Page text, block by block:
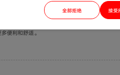
和市场的需求不断增长，相信联塑双色PPR给
便利和舒适。
全部拒绝 接受